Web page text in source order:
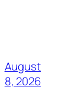
August
8, 2026